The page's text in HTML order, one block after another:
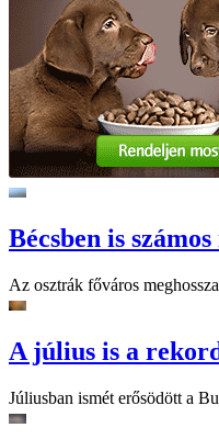
Bécsben is
Az osztrák főváros
A július is a
Júliusban ismét erősödött a